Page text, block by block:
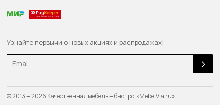
Узнайте первыми о новых акциях и распродажах!
© 2013 — 2026 Качественная мебель — быстро. «MebelVia.ru»